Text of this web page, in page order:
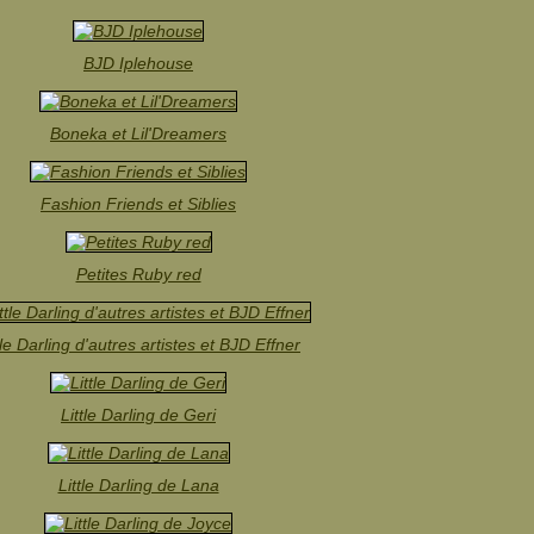
BJD Iplehouse
Boneka et Lil'Dreamers
Fashion Friends et Siblies
Petites Ruby red
Darling d'autres artistes et BJD Effner
Little Darling de Geri
Little Darling de Lana